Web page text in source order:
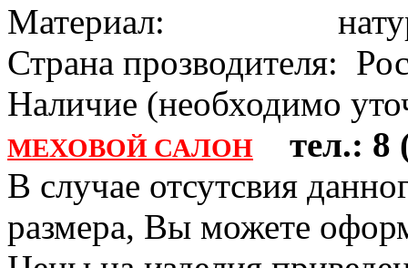
Материал:
Страна прозводителя:
Наличие (необходимо
МЕХОВОЙ САЛОН
тел.: 8
В случае отсутсвия
размера, Вы можете